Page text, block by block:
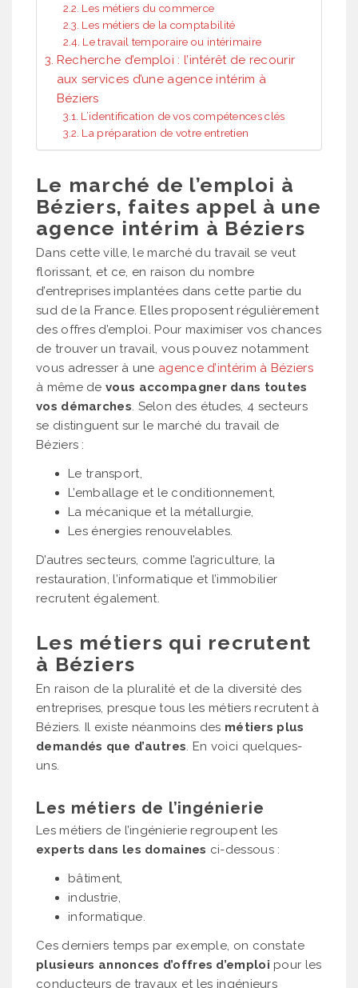
Les métiers du commerce
Les métiers de la comptabilité
Le travail temporaire ou intérimaire
Recherche d’emploi : l’intérêt de recourir
aux services d’une agence intérim à
Béziers
L’identification de vos compétences clés
La préparation de votre entretien
Le marché de l’emploi à
Béziers, faites appel à une
agence intérim à Béziers
Dans cette ville, le marché du travail se veut
florissant, et ce, en raison du nombre
d’entreprises implantées dans cette partie du
sud de la France. Elles proposent régulièrement
des offres d’emploi. Pour maximiser vos chances
de trouver un travail, vous pouvez notamment
vous adresser à une agence d’intérim à Béziers
à même devous accompagner dans toutes
vos démarches. Selon des études, 4 secteurs
se distinguent sur le marché du travail de
Béziers :
Le transport,
L’emballage et le conditionnement,
La mécanique et la métallurgie,
Les énergies renouvelables.
D’autres secteurs, comme l’agriculture, la
restauration, l’informatique et l’immobilier
recrutent également.
Les métiers qui recrutent
à Béziers
En raison de la pluralité et de la diversité des
entreprises, presque tous les métiers recrutent à
Béziers. Il existe néanmoins des métiers plus
demandés que d’autres. En voici quelques-
uns.
Les métiers de l’ingénierie
Les métiers de l’ingénierie regroupent les
experts dans les domaines ci-dessous :
bâtiment,
industrie,
informatique.
Ces derniers temps par exemple, on constate
plusieurs annonces d’offres d’emploi pour les
conducteurs de travaux et les ingénieurs